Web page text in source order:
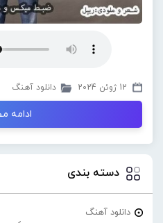
12 ژوئن 2024 دانلود آهنگ
ادامه
دسته بندی
دانلود آهنگ